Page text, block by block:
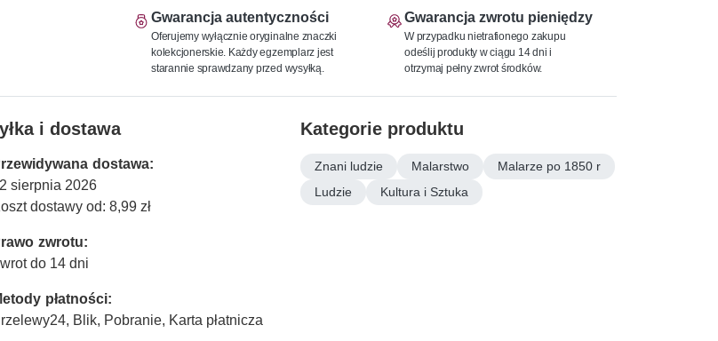
Gwarancja autentyczności
Oferujemy wyłącznie oryginalne znaczki
kolekcjonerskie. Każdy egzemplarz jest
starannie sprawdzany przed wysyłką.
Gwarancja zwrotu pieniędzy
W przypadku nietrafionego zakupu
odeślij produkty w ciągu 14 dni i
otrzymaj pełny zwrot środków.
i dostawa
dostawa:
sierpnia 2026
dostawy od: 8,99 zł
zwrotu:
do 14 dni
płatności:
Blik, Pobranie, Karta płatnicza
Kategorie produktu
Znani ludzie Malarstwo
Malarze po 1850 r
Ludzie
Kultura i Sztuka